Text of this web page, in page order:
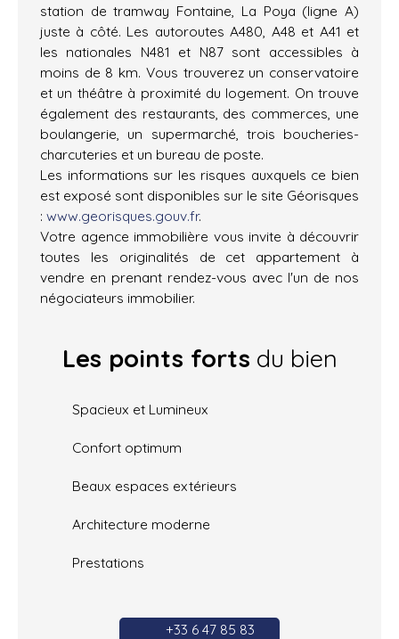
station de tramway Fontaine, La Poya (ligne A)
juste à côté. Les autoroutes A480, A48 et A41 et
les nationales N481 et N87 sont accessibles à
moins de 8 km. Vous trouverez un conservatoire
et un théâtre à proximité du logement. On trouve
également des restaurants, des commerces, une
boulangerie, un supermarché, trois boucheries-
charcuteries et un bureau de poste.
Les informations sur les risques auxquels ce bien
est exposé sont disponibles sur le site Géorisques
: www.georisques.gouv.fr.
Votre agence immobilière vous invite à découvrir
toutes les originalités de cet appartement à
vendre en prenant rendez-vous avec l'un de nos
négociateurs immobilier.
Les points forts du bien
Spacieux et Lumineux
Confort optimum
Beaux espaces extérieurs
Architecture moderne
Prestations
+33 6 47 85 83